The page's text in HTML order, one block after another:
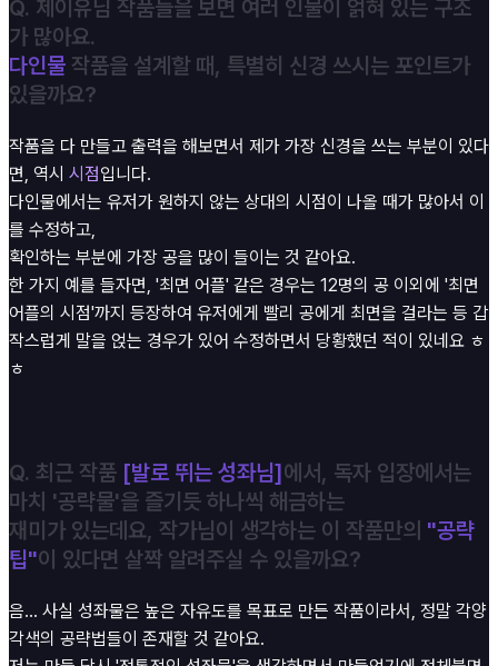
Q. 제이유님 작품들을 보면 여러 인물이 얽혀 있는 구조
가 많아요.
다인물 작품을 설계할 때, 특별히 신경 쓰시는 포인트가
있을까요?
작품을 다 만들고 출력을 해보면서 제가 가장 신경을 쓰는 부분이 있다
면, 역시 시점입니다.
다인물에서는 유저가 원하지 않는 상대의 시점이 나올 때가 많아서 이
를 수정하고,
확인하는 부분에 가장 공을 많이 들이는 것 같아요.
한 가지 예를 들자면, '최면 어플' 같은 경우는 12명의 공 이외에 '최면
어플의 시점'까지 등장하여 유저에게 빨리 공에게 최면을 걸라는 등 갑
작스럽게 말을 얹는 경우가 있어 수정하면서 당황했던 적이 있네요 ㅎ
ㅎ
Q. 최근 작품 [발로 뛰는 성좌님]에서, 독자 입장에서는
마치 '공략물'을 즐기듯 하나씩 해금하는
재미가 있는데요, 작가님이 생각하는 이 작품만의 "공략
팁"이 있다면 살짝 알려주실 수 있을까요?
음... 사실 성좌물은 높은 자유도를 목표로 만든 작품이라서, 정말 각양
각색의 공략법들이 존재할 것 같아요.